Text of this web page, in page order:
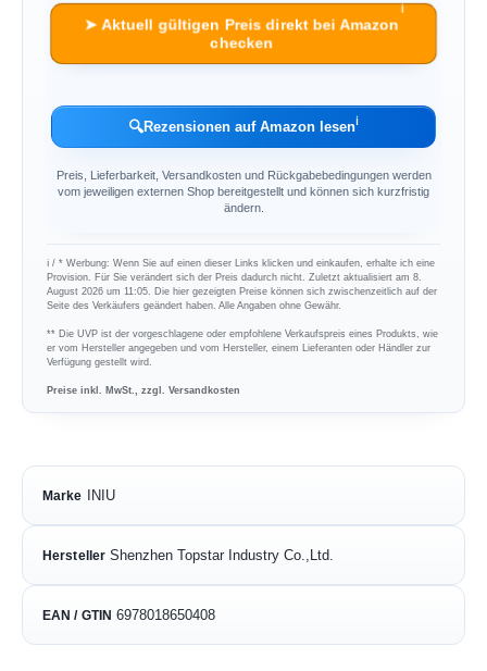
➤ Aktuell gültigen Preis direkt bei Amazon
checken
ℹ︎
🔍Rezensionen auf Amazon lesenℹ︎
Preis, Lieferbarkeit, Versandkosten und Rückgabebedingungen werden
vom jeweiligen externen Shop bereitgestellt und können sich kurzfristig
ändern.
ℹ︎ / * Werbung: Wenn Sie auf einen dieser Links klicken und einkaufen, erhalte ich eine
Provision. Für Sie verändert sich der Preis dadurch nicht. Zuletzt aktualisiert am 8.
August 2026 um 11:05. Die hier gezeigten Preise können sich zwischenzeitlich auf der
Seite des Verkäufers geändert haben. Alle Angaben ohne Gewähr.
** Die UVP ist der vorgeschlagene oder empfohlene Verkaufspreis eines Produkts, wie
er vom Hersteller angegeben und vom Hersteller, einem Lieferanten oder Händler zur
Verfügung gestellt wird.
Preise inkl. MwSt., zzgl. Versandkosten
Marke INIU
Hersteller Shenzhen Topstar Industry Co.,Ltd.
EAN / GTIN 6978018650408